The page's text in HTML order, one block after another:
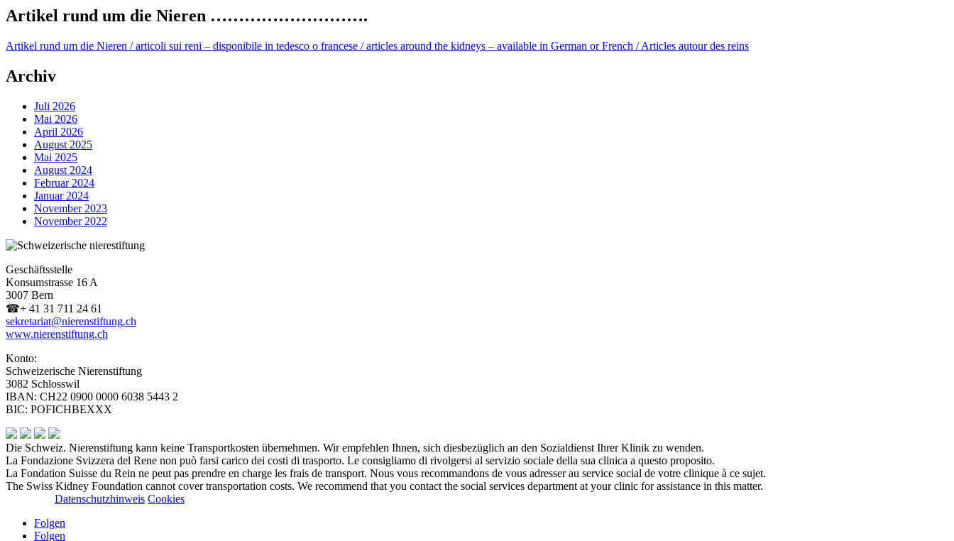
Artikel rund um die Nieren ……………………….
Artikel rund um die Nieren / articoli sui reni – disponibile in tedesco o francese / articles around the kidneys – available in German or French / Articles autour des reins
Archiv
Juli 2026
Mai 2026
April 2026
August 2025
Mai 2025
August 2024
Februar 2024
Januar 2024
November 2023
November 2022
Geschäftsstelle
Konsumstrasse 16 A
3007 Bern
☎+ 41 31 711 24 61
sekretariat@nierenstiftung.ch
www.nierenstiftung.ch
Konto:
Schweizerische Nierenstiftung
3082 Schlosswil
IBAN: CH22 0900 0000 6038 5443 2
BIC: POFICHBEXXX
Die Schweiz. Nierenstiftung kann keine Transportkosten übernehmen. Wir empfehlen Ihnen, sich diesbezüglich an den Sozialdienst Ihrer Klinik zu wenden.
La Fondazione Svizzera del Rene non può farsi carico dei costi di trasporto. Le consigliamo di rivolgersi al servizio sociale della sua clinica a questo proposito.
La Fondation Suisse du Rein ne peut pas prendre en charge les frais de transport. Nous vous recommandons de vous adresser au service social de votre clinique à ce sujet.
The Swiss Kidney Foundation cannot cover transportation costs. We recommend that you contact the social services department at your clinic for assistance in this matter.
Datenschutzhinweis Cookies
Folgen
Folgen